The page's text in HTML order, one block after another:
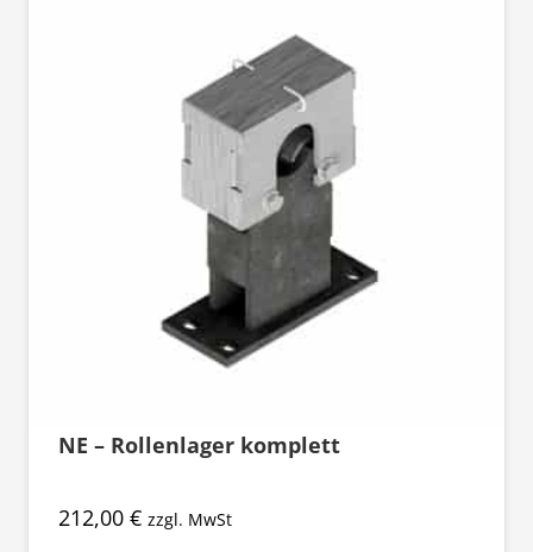
NE – Rollenlager komplett
212,00 € zzgl. MwSt